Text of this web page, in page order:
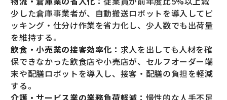
少した倉庫事業者が、自動搬送ロボットを導入してピ
ッキング・仕分け作業を省力化し、少人数でも出荷量
を維持する。
飲食・小売業の接客効率化： 求人を出しても人材を確
保できなかった飲食店や小売店が、セルフオーダー端
末や配膳ロボットを導入し、接客・配膳の負担を軽減
する。